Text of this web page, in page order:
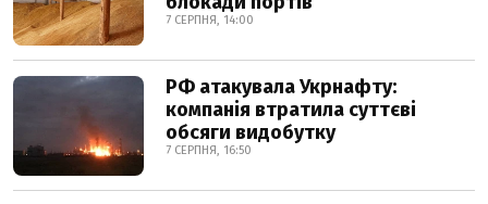
7 СЕРПНЯ, 14:00
РФ атакувала Укрнафту:
компанія втратила суттєві
обсяги видобутку
7 СЕРПНЯ, 16:50